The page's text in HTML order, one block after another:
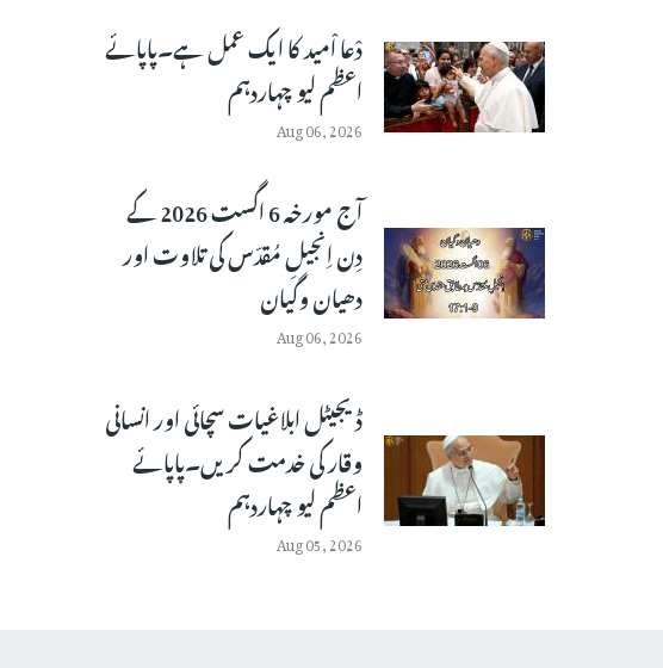
دْعا اْمید کا ایک عمل ہے۔پاپائے
اعظم لیو چہاردہم
Aug 06, 2026
آج مورخہ 6 اگست 2026 کے
دِن اِنجیلِ مُقدّس کی تلاوت اور
دھیان وگیان
Aug 06, 2026
ڈیجیٹل ابلاغیات سچائی اور انسانی
وقار کی خدمت کریں۔پاپائے
اعظم لیو چہاردہم
Aug 05, 2026